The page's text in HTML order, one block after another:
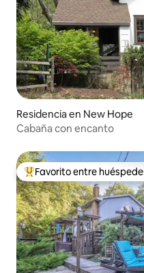
Residencia en New Hope
Cabaña con encanto
De los mejores en
Favorito entre